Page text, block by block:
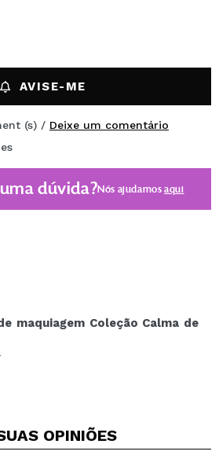
AVISE-ME
(s) / Deixe um comentário
dúvida?Nós ajudamosaqui
maquiagem Coleção Calma de
duas esponjas, ideais para
creme e fluidos, obtendo um
um instante.OPINIÕES